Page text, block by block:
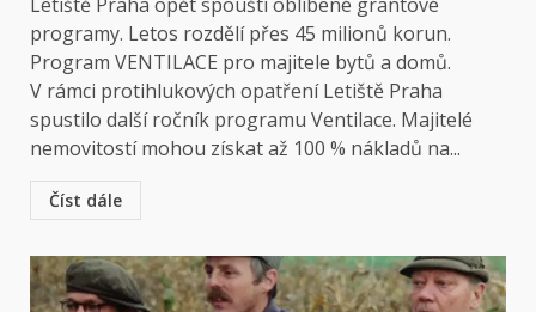
programy. Letos rozdělí přes 45 milionů korun.
Program VENTILACE pro majitele bytů a domů.
V rámci protihlukových opatření Letiště Praha
spustilo další ročník programu Ventilace. Majitelé
nemovitostí mohou získat až 100 % nákladů na...
Číst dále